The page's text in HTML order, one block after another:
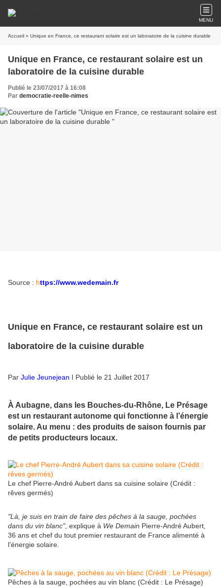
MENU
Accueil » Unique en France, ce restaurant solaire est un laboratoire de la cuisine durable
Unique en France, ce restaurant solaire est un
laboratoire de la cuisine durable
Publié le 23/07/2017 à 16:08
Par democratie-reelle-nimes
Source : https://www.wedemain.fr
Unique en France, ce restaurant solaire est un
laboratoire de la cuisine durable
Par Julie Jeunejean I Publié le 21 Juillet 2017
À Aubagne, dans les Bouches-du-Rhône, Le Présage
est un restaurant autonome qui fonctionne à l’énergie
solaire. Au menu : des produits de saison fournis par
de petits producteurs locaux.
Le chef Pierre-André Aubert dans sa cuisine solaire (Crédit :
rêves germés)
"Là, je suis en train de faire des pêches à la sauge, pochées
dans du vin blanc", explique à We Demain Pierre-André Aubert,
36 ans et chef du tout premier restaurant de France alimenté à
l’énergie solaire.
Pêches à la sauge, pochées au vin blanc (Crédit : Le Présage)